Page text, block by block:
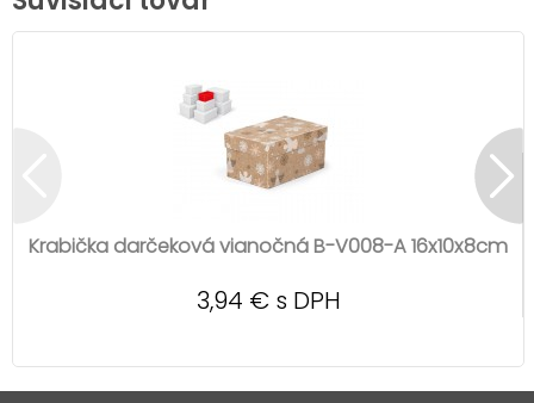
Krabička darčeková vianočná B-V008-A 16x10x8cm
3,94 € s DPH